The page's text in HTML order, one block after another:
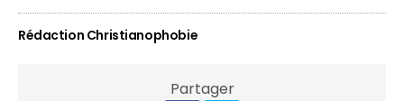
Rédaction Christianophobie
Partager